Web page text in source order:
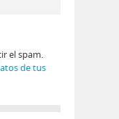
el spam.
de tus